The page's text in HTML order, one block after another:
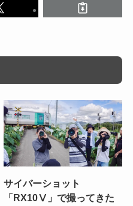
サイバーショット
「RX10Ⅴ」で撮ってきた